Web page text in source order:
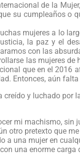
de la
su cumpleaños o
mujeres a lo
la paz y el
con las
las mujeres
que en el 2016
Entonces, aún
y luchado por
mi machismo,
otro pretexto que
a una mujer en
una enorme carga